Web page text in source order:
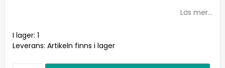
Läs mer...
I lager: 1
Leverans: Artikeln finns i lager